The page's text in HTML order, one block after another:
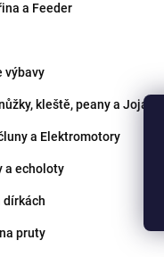
a Feeder
výbavy
kleště, peany a Joja
a Elektromotory
a echoloty
dírkách
pruty